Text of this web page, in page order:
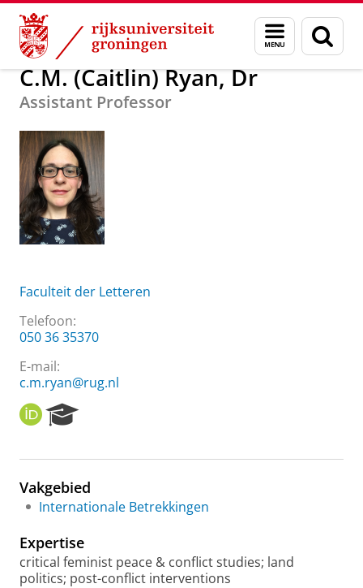
Skip
Content
Skip
Navigation
Menu
en
zoeken
Over ons C.M. (Caitlin) Ryan, Dr
C.M. (Caitlin) Ryan, Dr
Assistant Professor
Faculteit der Letteren
Telefoon:
050 36 35370
E-mail:
c.m.ryan@rug.nl
O
R
I
e
r
c
P
o
r
Vakgebied
Internationale Betrekkingen
Expertise
critical feminist peace & conflict studies; land
politics; post-conflict interventions